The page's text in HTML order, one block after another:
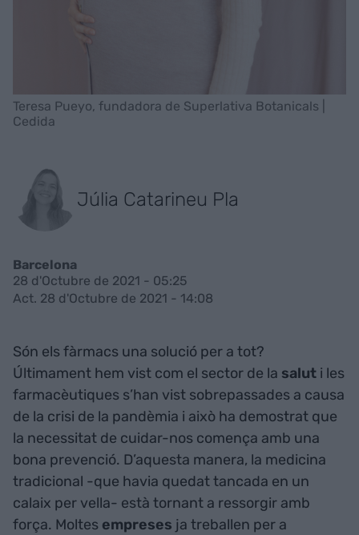
Teresa Pueyo, fundadora de Superlativa Botanicals |
Cedida
Júlia Catarineu Pla
Barcelona
28 d'Octubre de 2021 - 05:25
Act. 28 d'Octubre de 2021 - 14:08
Són els fàrmacs una solució per a tot?
Últimament hem vist com el sector de la salut i les
farmacèutiques s’han vist sobrepassades a causa
de la crisi de la pandèmia i això ha demostrat que
la necessitat de cuidar-nos comença amb una
bona prevenció. D’aquesta manera, la medicina
tradicional -que havia quedat tancada en un
calaix per vella- està tornant a ressorgir amb
força. Moltes empreses ja treballen per a